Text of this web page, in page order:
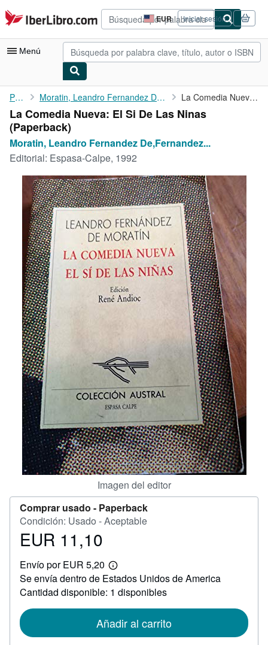
Pasar al contenido principal
IberLibro.com EUR
Preferencias
de
compra
del
Iniciar sesión
Menú
Mi cuenta
Consultar mis pedidos
Búsqueda avanzada
Colecciones
Libros antiguos
Arte y coleccionismo
Vendedores
Comenzar a vender
Ayuda
CERRAR
Portada Moratin, Leandro Fernandez De,Fernandez De Maratin, Leandia La Comedia Nueva: El Si De Las Ninas
La Comedia Nueva: El Si De Las Ninas
(Paperback)
Moratin, Leandro Fernandez De,Fernandez...
Editorial: Espasa-Calpe, 1992
Imagen del editor
Comprar usado - Paperback
Condición: Usado - Aceptable
Precio
11,10
EUR 11,10
Envío por EUR 5,20
Más
información
sobre
las
envío
Se envía dentro de Estados Unidos de America
Cantidad disponible: 1 disponibles
Añadir al carrito